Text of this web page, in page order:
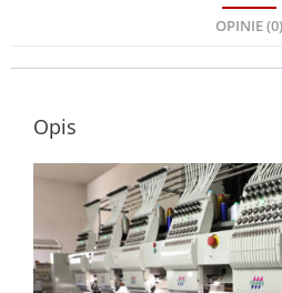
OPINIE (0)
Opis